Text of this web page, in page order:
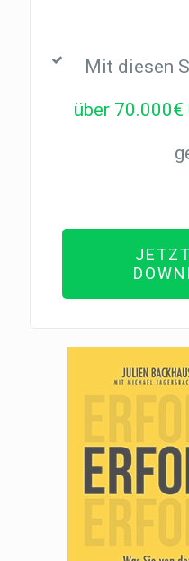
Mit diesen
über